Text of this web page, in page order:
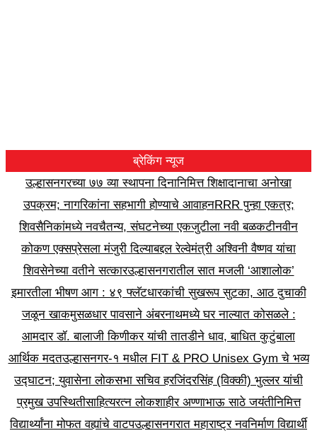
ब्रेकिंग न्यूज
उल्हासनगरच्या ७७ व्या स्थापना दिनानिमित्त शिक्षादानाचा अनोखा
उपक्रम; नागरिकांना सहभागी होण्याचे आवाहनRRR पुन्हा एकत्र;
शिवसैनिकांमध्ये नवचैतन्य, संघटनेच्या एकजुटीला नवी बळकटीनवीन
कोकण एक्सप्रेसला मंजुरी दिल्याबद्दल रेल्वेमंत्री अश्विनी वैष्णव यांचा
शिवसेनेच्या वतीने सत्कारउल्हासनगरातील सात मजली ‘आशालोक’
इमारतीला भीषण आग : ४९ फ्लॅटधारकांची सुखरूप सुटका, आठ दुचाकी
जळून खाकमुसळधार पावसाने अंबरनाथमध्ये घर नाल्यात कोसळले :
आमदार डॉ. बालाजी किणीकर यांची तातडीने धाव, बाधित कुटुंबाला
आर्थिक मदतउल्हासनगर-१ मधील FIT & PRO Unisex Gym चे भव्य
उद्घाटन; युवासेना लोकसभा सचिव हरजिंदरसिंह (विक्की) भुल्लर यांची
प्रमुख उपस्थितीसाहित्यरत्न लोकशाहीर अण्णाभाऊ साठे जयंतीनिमित्त
विद्यार्थ्यांना मोफत वह्यांचे वाटपउल्हासनगरात महाराष्ट्र नवनिर्माण विद्यार्थी